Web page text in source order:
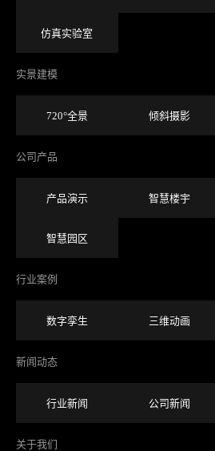
仿真实验室
实景建模
720°全景 倾斜摄影
公司产品
产品演示 智慧楼宇
智慧园区
行业案例
数字孪生 三维动画
新闻动态
行业新闻 公司新闻
关于我们